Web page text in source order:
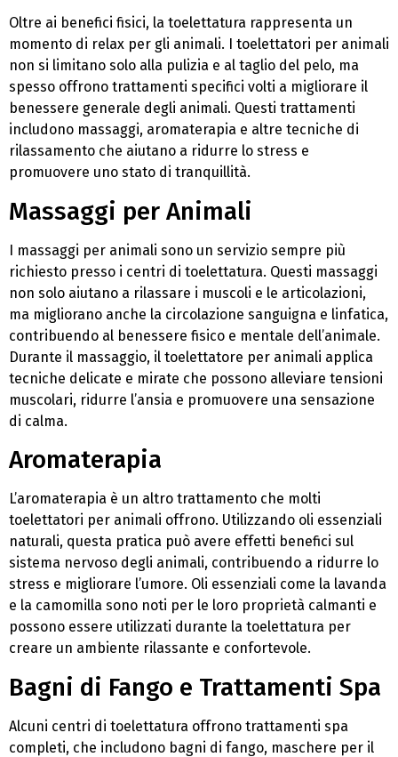
Oltre ai benefici fisici, la toelettatura rappresenta un
momento di relax per gli animali. I toelettatori per animali
non si limitano solo alla pulizia e al taglio del pelo, ma
spesso offrono trattamenti specifici volti a migliorare il
benessere generale degli animali. Questi trattamenti
includono massaggi, aromaterapia e altre tecniche di
rilassamento che aiutano a ridurre lo stress e
promuovere uno stato di tranquillità.
Massaggi per Animali
I massaggi per animali sono un servizio sempre più
richiesto presso i centri di toelettatura. Questi massaggi
non solo aiutano a rilassare i muscoli e le articolazioni,
ma migliorano anche la circolazione sanguigna e linfatica,
contribuendo al benessere fisico e mentale dell’animale.
Durante il massaggio, il toelettatore per animali applica
tecniche delicate e mirate che possono alleviare tensioni
muscolari, ridurre l’ansia e promuovere una sensazione
di calma.
Aromaterapia
L’aromaterapia è un altro trattamento che molti
toelettatori per animali offrono. Utilizzando oli essenziali
naturali, questa pratica può avere effetti benefici sul
sistema nervoso degli animali, contribuendo a ridurre lo
stress e migliorare l’umore. Oli essenziali come la lavanda
e la camomilla sono noti per le loro proprietà calmanti e
possono essere utilizzati durante la toelettatura per
creare un ambiente rilassante e confortevole.
Bagni di Fango e Trattamenti Spa
Alcuni centri di toelettatura offrono trattamenti spa
completi, che includono bagni di fango, maschere per il